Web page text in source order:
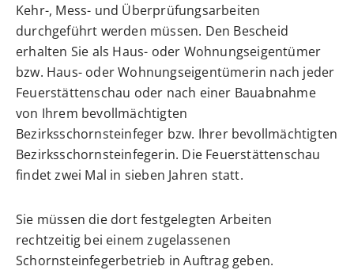
Kehr-, Mess- und Überprüfungsarbeiten
durchgeführt werden müssen. Den Bescheid
erhalten Sie als Haus- oder Wohnungseigentümer
bzw. Haus- oder Wohnungseigentümerin nach jeder
Feuerstättenschau oder nach einer Bauabnahme
von Ihrem bevollmächtigten
Bezirksschornsteinfeger bzw. Ihrer bevollmächtigten
Bezirksschornsteinfegerin. Die Feuerstättenschau
findet zwei Mal in sieben Jahren statt.
Sie müssen die dort festgelegten Arbeiten
rechtzeitig bei einem zugelassenen
Schornsteinfegerbetrieb in Auftrag geben.